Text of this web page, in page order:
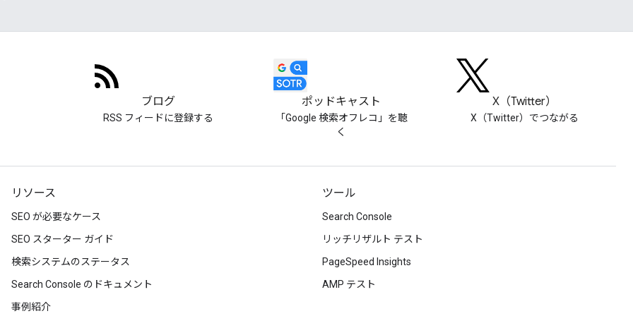
ブログ
RSS フィードに登録する
ポッドキャスト
「Google 検索オフレコ」を聴
く
X（Twitter）
X（Twitter）でつながる
リソース
SEO が必要なケース
SEO スターター ガイド
検索システムのステータス
Search Console のドキュメント
事例紹介
ツール
Search Console
リッチリザルト テスト
PageSpeed Insights
AMP テスト